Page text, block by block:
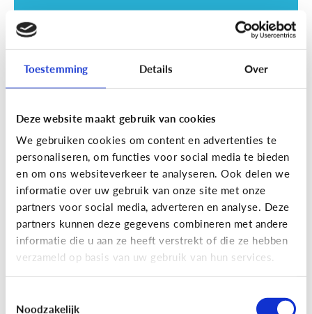
Toestemming Details Over
Deze website maakt gebruik van cookies
We gebruiken cookies om content en advertenties te
personaliseren, om functies voor social media te bieden
en om ons websiteverkeer te analyseren. Ook delen we
informatie over uw gebruik van onze site met onze
partners voor social media, adverteren en analyse. Deze
partners kunnen deze gegevens combineren met andere
informatie die u aan ze heeft verstrekt of die ze hebben
verzameld op basis van uw gebruik van hun services.
Noodzakelijk
Opvoeding
Vanaf welke leeftijd mag mijn kind
naar een scherm kijken?